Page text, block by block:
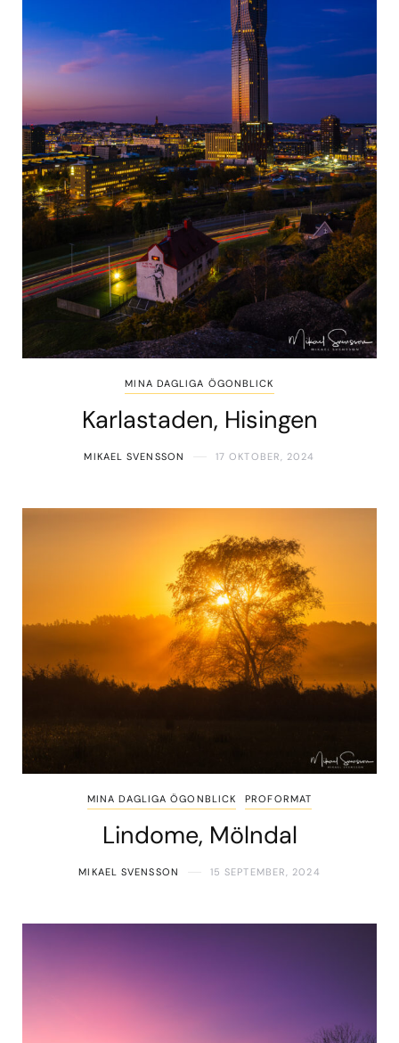
MINA DAGLIGA ÖGONBLICK
Karlastaden, Hisingen
MIKAEL SVENSSON 17 OKTOBER, 2024
MINA DAGLIGA ÖGONBLICK PROFORMAT
Lindome, Mölndal
MIKAEL SVENSSON 15 SEPTEMBER, 2024